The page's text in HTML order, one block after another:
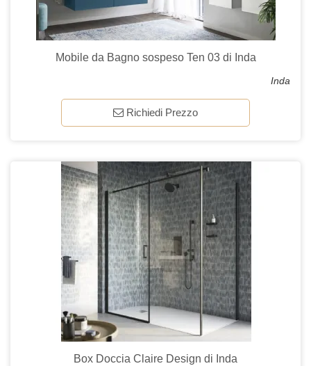
Mobile da Bagno sospeso Ten 03 di Inda
Inda
Richiedi Prezzo
Box Doccia Claire Design di Inda